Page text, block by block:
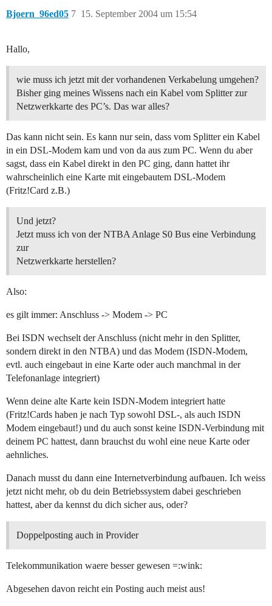
Bjoern_96ed05 15. September 2004 um 15:54
7
Hallo,
wie muss ich jetzt mit der vorhandenen Verkabelung umgehen?
Bisher ging meines Wissens nach ein Kabel vom Splitter zur
Netzwerkkarte des PC’s. Das war alles?
Das kann nicht sein. Es kann nur sein, dass vom Splitter ein Kabel
in ein DSL-Modem kam und von da aus zum PC. Wenn du aber
sagst, dass ein Kabel direkt in den PC ging, dann hattet ihr
wahrscheinlich eine Karte mit eingebautem DSL-Modem
(Fritz!Card z.B.)
Und jetzt?
Jetzt muss ich von der NTBA Anlage S0 Bus eine Verbindung
zur
Netzwerkkarte herstellen?
Also:
es gilt immer: Anschluss -> Modem -> PC
Bei ISDN wechselt der Anschluss (nicht mehr in den Splitter,
sondern direkt in den NTBA) und das Modem (ISDN-Modem,
evtl. auch eingebaut in eine Karte oder auch manchmal in der
Telefonanlage integriert)
Wenn deine alte Karte kein ISDN-Modem integriert hatte
(Fritz!Cards haben je nach Typ sowohl DSL-, als auch ISDN
Modem eingebaut!) und du auch sonst keine ISDN-Verbindung mit
deinem PC hattest, dann brauchst du wohl eine neue Karte oder
aehnliches.
Danach musst du dann eine Internetverbindung aufbauen. Ich weiss
jetzt nicht mehr, ob du dein Betriebssystem dabei geschrieben
hattest, aber da kennst du dich sicher aus, oder?
Doppelposting auch in Provider
Telekommunikation waere besser gewesen =:wink:
Abgesehen davon reicht ein Posting auch meist aus!